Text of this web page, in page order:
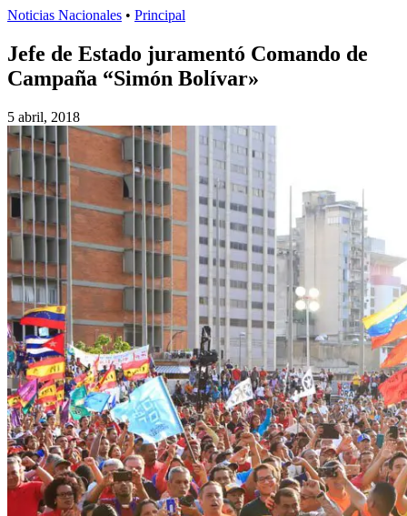
Noticias Nacionales • Principal
Jefe de Estado juramentó Comando de
Campaña “Simón Bolívar»
5 abril, 2018